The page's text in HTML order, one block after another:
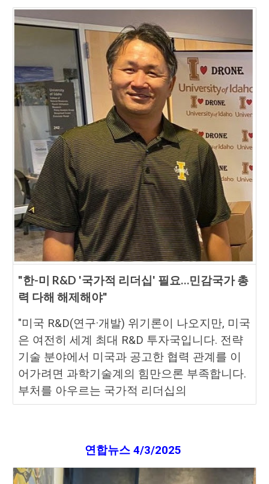
"한-미 R&D '국가적 리더십' 필요…민감국가 총
력 다해 해제해야"
"미국 R&D(연구·개발) 위기론이 나오지만, 미국
은 여전히 세계 최대 R&D 투자국입니다. 전략
기술 분야에서 미국과 공고한 협력 관계를 이
어가려면 과학기술계의 힘만으론 부족합니다.
부처를 아우르는 국가적 리더십의
연합뉴스 4/3/2025